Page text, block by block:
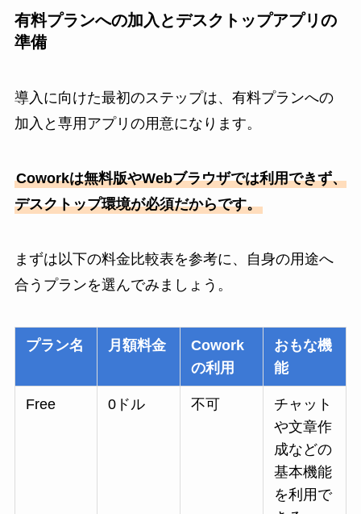
有料プランへの加入とデスクトップアプリの
準備
導入に向けた最初のステップは、有料プランへの
加入と専用アプリの用意になります。
Coworkは無料版やWebブラウザでは利用できず、
デスクトップ環境が必須だからです。
まずは以下の料金比較表を参考に、自身の用途へ
合うプランを選んでみましょう。
プラン名 月額料金
Cowork
の利用
おもな機
能
Free 0ドル 不可
チャット
や文章作
成などの
基本機能
を利用で